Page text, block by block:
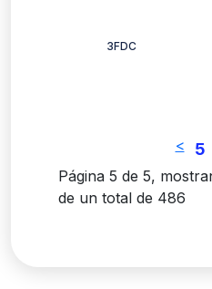
3FDC
< 5
Página 5 de 5,
de un total de 486